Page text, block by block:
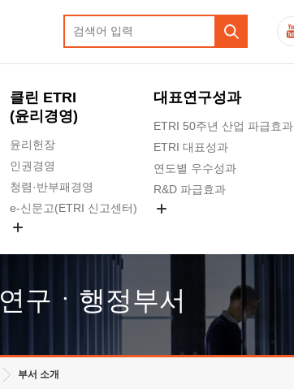
클린 ETRI
(윤리경영)
윤리헌장
인권경영
청렴·반부패경영
e-신문고(ETRI 신고센터)
고객의소리
수의계약 현황
대표연구성과
ETRI 50주년 산업 파급효과
ETRI 대표성과
연도별 우수성과
R&D 파급효과
연구ㆍ행정부서
부서 소개